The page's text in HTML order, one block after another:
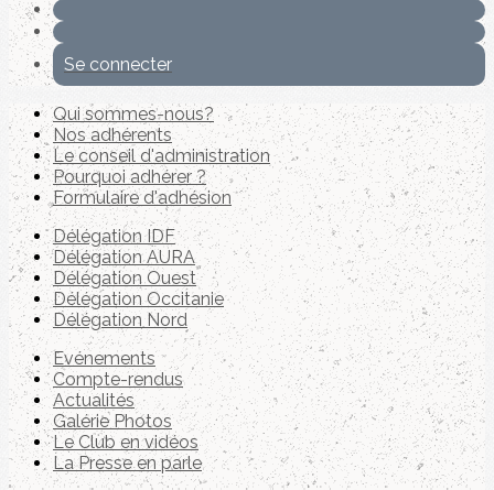
Se connecter
Qui sommes-nous?
Nos adhérents
Le conseil d'administration
Pourquoi adhérer ?
Formulaire d'adhésion
Délégation IDF
Délégation AURA
Délégation Ouest
Délégation Occitanie
Délégation Nord
Evénements
Compte-rendus
Actualités
Galérie Photos
Le Club en vidéos
La Presse en parle